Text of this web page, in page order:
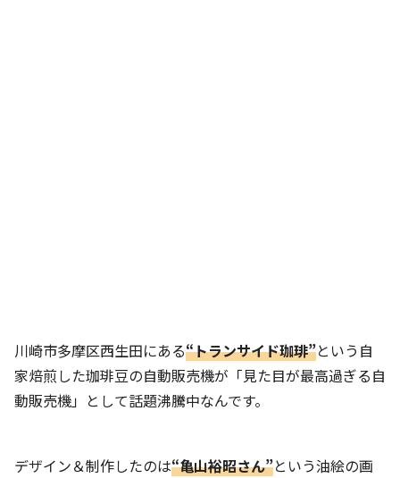
川崎市多摩区西生田にある“トランサイド珈琲”という自
家焙煎した珈琲豆の自動販売機が「見た目が最高過ぎる自
動販売機」として話題沸騰中なんです。
デザイン＆制作したのは“亀山裕昭さん”という油絵の画